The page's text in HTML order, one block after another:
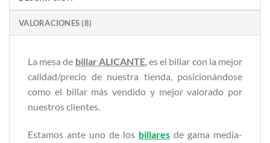
VALORACIONES (8)
La mesa de billar ALICANTE, es el billar con la mejor
calidad/precio de nuestra tienda, posicionándose
como el billar más vendido y mejor valorado por
nuestros clientes.
Estamos ante uno de los billares de gama media-